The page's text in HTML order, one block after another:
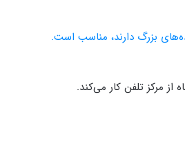
بزرگ دارند، مناسب است.